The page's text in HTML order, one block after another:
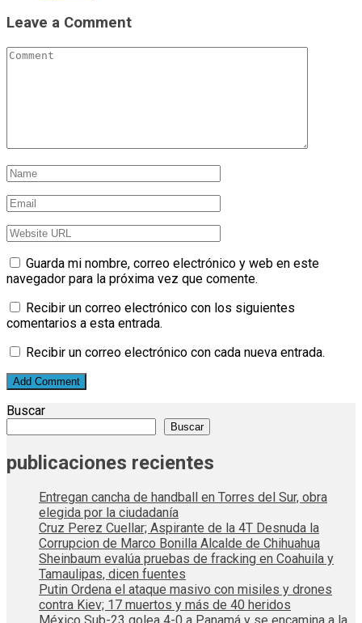
Leave a Comment
Guarda mi nombre, correo electrónico y web en este
navegador para la próxima vez que comente.
Recibir un correo electrónico con los siguientes
comentarios a esta entrada.
Recibir un correo electrónico con cada nueva entrada.
Buscar
Buscar
publicaciones recientes
Entregan cancha de handball en Torres del Sur, obra
elegida por la ciudadanía
Cruz Perez Cuellar; Aspirante de la 4T Desnuda la
Corrupcion de Marco Bonilla Alcalde de Chihuahua
Sheinbaum evalúa pruebas de fracking en Coahuila y
Tamaulipas, dicen fuentes
Putin Ordena el ataque masivo con misiles y drones
contra Kiev; 17 muertos y más de 40 heridos